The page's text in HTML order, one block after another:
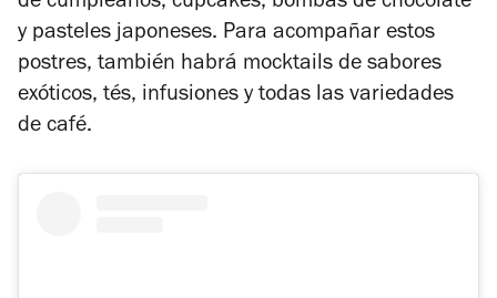
y pasteles japoneses. Para acompañar estos
postres, también habrá mocktails de sabores
exóticos, tés, infusiones y todas las variedades
de café.